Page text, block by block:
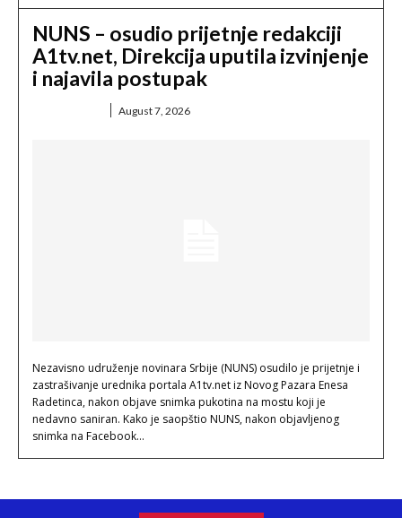
NUNS – osudio prijetnje redakciji
A1tv.net, Direkcija uputila izvinjenje
i najavila postupak
August 7, 2026
Nezavisno udruženje novinara Srbije (NUNS) osudilo je prijetnje i
zastrašivanje urednika portala A1tv.net iz Novog Pazara Enesa
Radetinca, nakon objave snimka pukotina na mostu koji je
nedavno saniran. Kako je saopštio NUNS, nakon objavljenog
snimka na Facebook...